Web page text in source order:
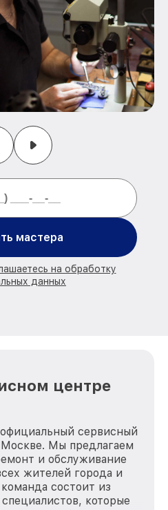
мастера
на обработку
данных
центре
сервисный
Мы предлагаем
и обслуживание
жителей города и
состоит из
которые